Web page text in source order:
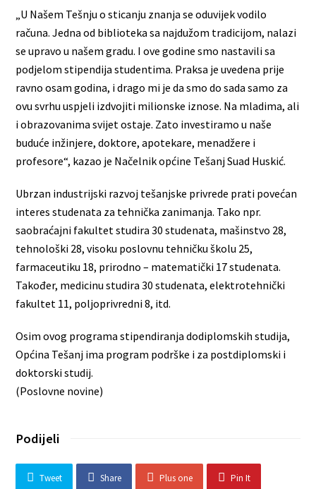
„U Našem Tešnju o sticanju znanja se oduvijek vodilo
računa. Jedna od biblioteka sa najdužom tradicijom, nalazi
se upravo u našem gradu. I ove godine smo nastavili sa
podjelom stipendija studentima. Praksa je uvedena prije
ravno osam godina, i drago mi je da smo do sada samo za
ovu svrhu uspjeli izdvojiti milionske iznose. Na mladima, ali
i obrazovanima svijet ostaje. Zato investiramo u naše
buduće inžinjere, doktore, apotekare, menadžere i
profesore“, kazao je Načelnik općine Tešanj Suad Huskić.
Ubrzan industrijski razvoj tešanjske privrede prati povećan
interes studenata za tehnička zanimanja. Tako npr.
saobraćajni fakultet studira 30 studenata, mašinstvo 28,
tehnološki 28, visoku poslovnu tehničku školu 25,
farmaceutiku 18, prirodno – matematički 17 studenata.
Također, medicinu studira 30 studenata, elektrotehnički
fakultet 11, poljoprivredni 8, itd.
Osim ovog programa stipendiranja dodiplomskih studija,
Općina Tešanj ima program podrške i za postdiplomski i
doktorski studij.
(Poslovne novine)
Podijeli
Tweet Share Plus one Pin It